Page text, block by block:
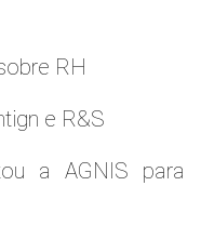
RH
e R&S
a AGNIS para